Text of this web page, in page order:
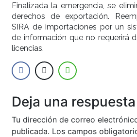
Finalizada la emergencia, se
derechos de exportación.
SIRA de importaciones por un
de información que no requerirá
licencias.
Deja una respuesta
Tu dirección de correo
publicada. Los campos